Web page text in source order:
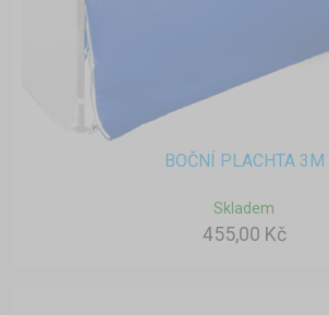
BOČNÍ PLACHTA 3M
Skladem
455,00 Kč